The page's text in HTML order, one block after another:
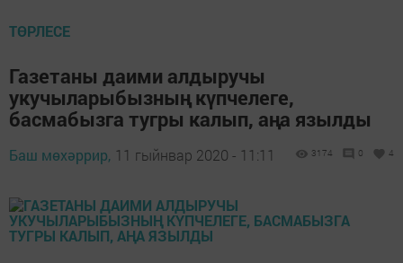
ТӨРЛЕСЕ
Газетаны даими алдыручы
укучыларыбызның күпчелеге,
басмабызга тугры калып, аңа язылды
Баш мөхәррир, 11 гыйнвар 2020 - 11:11 3174 0 4